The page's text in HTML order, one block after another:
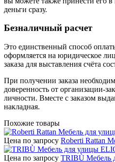
деньги сразу.
Безналичный расчет
Это единственный способ
оформляется на юридическое
заказа для выставления счёта
При получении заказа
доверенность от организации-
личности. Вместе с заказом
накладная.
Похожие товары
Цена по запросу Roberti Rattan
Цена по запросу TRIBÙ Мебель